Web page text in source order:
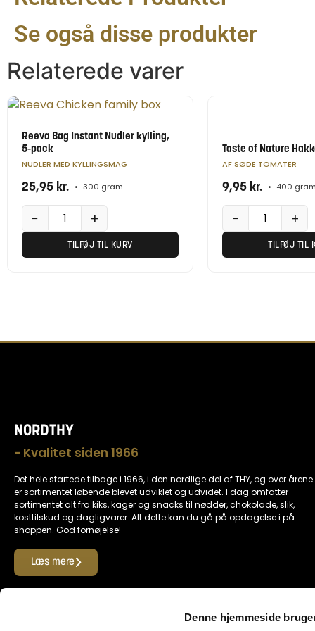
Denne hjemmeside
Se også disse produkter
Relaterede varer
Reeva Bag Instant Nudler kylling,
5-pack
NUDLER MED KYLLINGSMAG
25,95 kr. • 300 gram
− +
TILFØJ TIL KURV
Taste of Nature
AF SØDE TOMATER
9,95 kr. • 400 gram
− +
TILFØJ TIL
NORDTHY
- Kvalitet siden 1966
Det hele startede tilbage i 1966, i den nordlige del af THY, og over årene
er sortimentet løbende blevet udviklet og udvidet. I dag omfatter
sortimentet alt fra kiks, kager og snacks til nødder, chokolade, slik,
kosttilskud og dagligvarer. Alt dette kan du gå på opdagelse i på
shoppen. God fornøjelse!
Læs mere